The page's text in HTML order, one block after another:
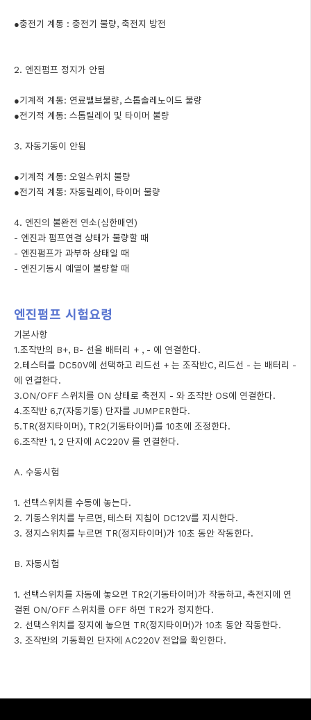
●충전기 계통 : 충전기 불량, 축전지 방전
2. 엔진펌프 정지가 안됨
●기계적 계통: 연료밸브불량, 스톱솔레노이드 불량
●전기적 계통: 스톱릴레이 및 타이머 불량
3. 자동기동이 안됨
●기계적 계통: 오일스위치 불량
●전기적 계통: 자동릴레이, 타이머 불량
4. 엔진의 불완전 연소(심한매연)
- 엔진과 펌프연결 상태가 불량할 때
- 엔진펌프가 과부하 상태일 때
- 엔진기동시 예열이 불량할 때
엔진펌프 시험요령
기본사항
1.조작반의 B+, B- 선을 배터리 + , - 에 연결한다.
2.테스터를 DC50V에 선택하고 리드선 + 는 조작반C, 리드선 - 는 배터리 -
에 연결한다.
3.ON/OFF 스위치를 ON 상태로 축전지 - 와 조작반 OS에 연결한다.
4.조작반 6,7(자동기동) 단자를 JUMPER한다.
5.TR(정지타이머), TR2(기동타이머)를 10초에 조정한다.
6.조작반 1, 2 단자에 AC220V 를 연결한다.
A. 수동시험
1. 선택스위치를 수동에 놓는다.
2. 기동스위치를 누르면, 테스터 지침이 DC12V를 지시한다.
3. 정지스위치를 누르면 TR(정지타이머)가 10초 동안 작동한다.
B. 자동시험
1. 선택스위치를 자동에 놓으면 TR2(기동타이머)가 작동하고, 축전지에 연
결된 ON/OFF 스위치를 OFF 하면 TR2가 정지한다.
2. 선택스위치를 정지에 놓으면 TR(정지타이머)가 10초 동안 작동한다.
3. 조작반의 기동확인 단자에 AC220V 전압을 확인한다.